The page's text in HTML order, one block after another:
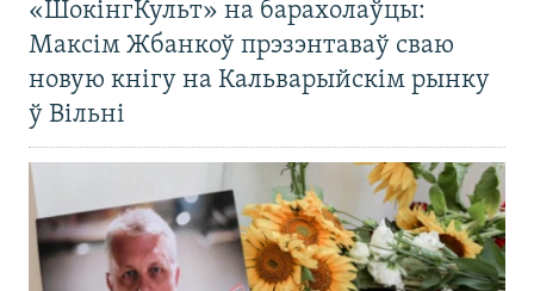
«ШокінгКульт» на барахолаўцы:
Максім Жбанкоў прэзэнтаваў сваю
новую кнігу на Кальварыйскім рынку
ў Вільні